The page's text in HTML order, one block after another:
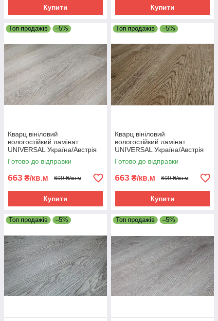
Купити Купити
Топ продажів –5%
Кварц вініловий
вологостійкий ламінат
UNIVERSAL Україна/Австрія
412/4 - 42 клас
Готово до відправки
663 ₴/кв.м 699 ₴/кв.м
Купити
Топ продажів –5%
Кварц вініловий
вологостійкий ламінат
UNIVERSAL Україна/Австрія
407/6 - 42 клас
Готово до відправки
663 ₴/кв.м 699 ₴/кв.м
Купити
Топ продажів –5% Топ продажів –5%